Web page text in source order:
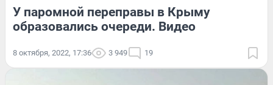
У паромной переправы в Крыму
образовались очереди. Видео
8 октября, 2022, 17:36 3 949 19